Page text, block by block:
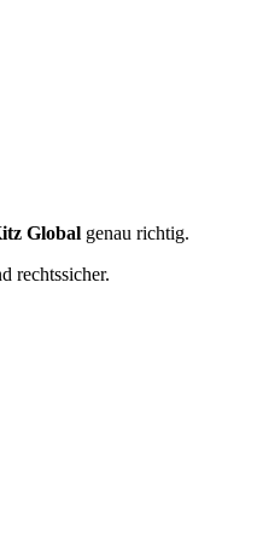
Global genau richtig.
rechtssicher.